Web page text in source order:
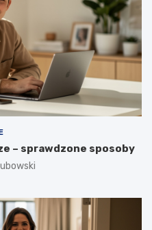
– sprawdzone sposoby